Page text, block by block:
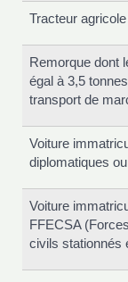
Tracteur agricole
Remorque dont
égal à 3,5
transport de
Voiture
diplomatiques
Voiture
FFECSA
civils stationnés